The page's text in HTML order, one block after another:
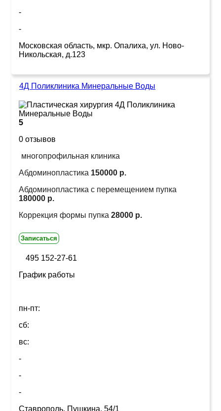
-
-
Московская область, мкр. Опалиха, ул. Ново-
Никольская, д.123
4Д Поликлиника Минеральные Воды
5
0 отзывов
многопрофильная клиника
Абдоминопластика 150000 р.
Абдоминопластика с перемещением пупка
180000 р.
Коррекция формы пупка 28000 р.
Записаться
495 152-27-61
График работы
пн-пт:
сб:
вс:
-
-
-
Ставрополь, Пушкина, 54/1